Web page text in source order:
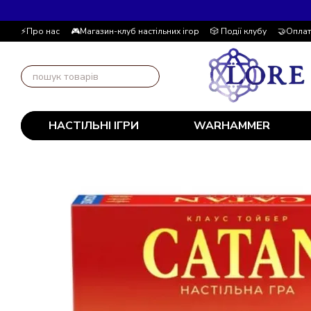
⚡Про нас 🎮Магазин-клуб настільних ігор 🎲 Події клубу
📚Блог
Автор блогу 📰 Угода користувача 💸
НАСТІЛЬНІ ІГРИ WARHAMMER